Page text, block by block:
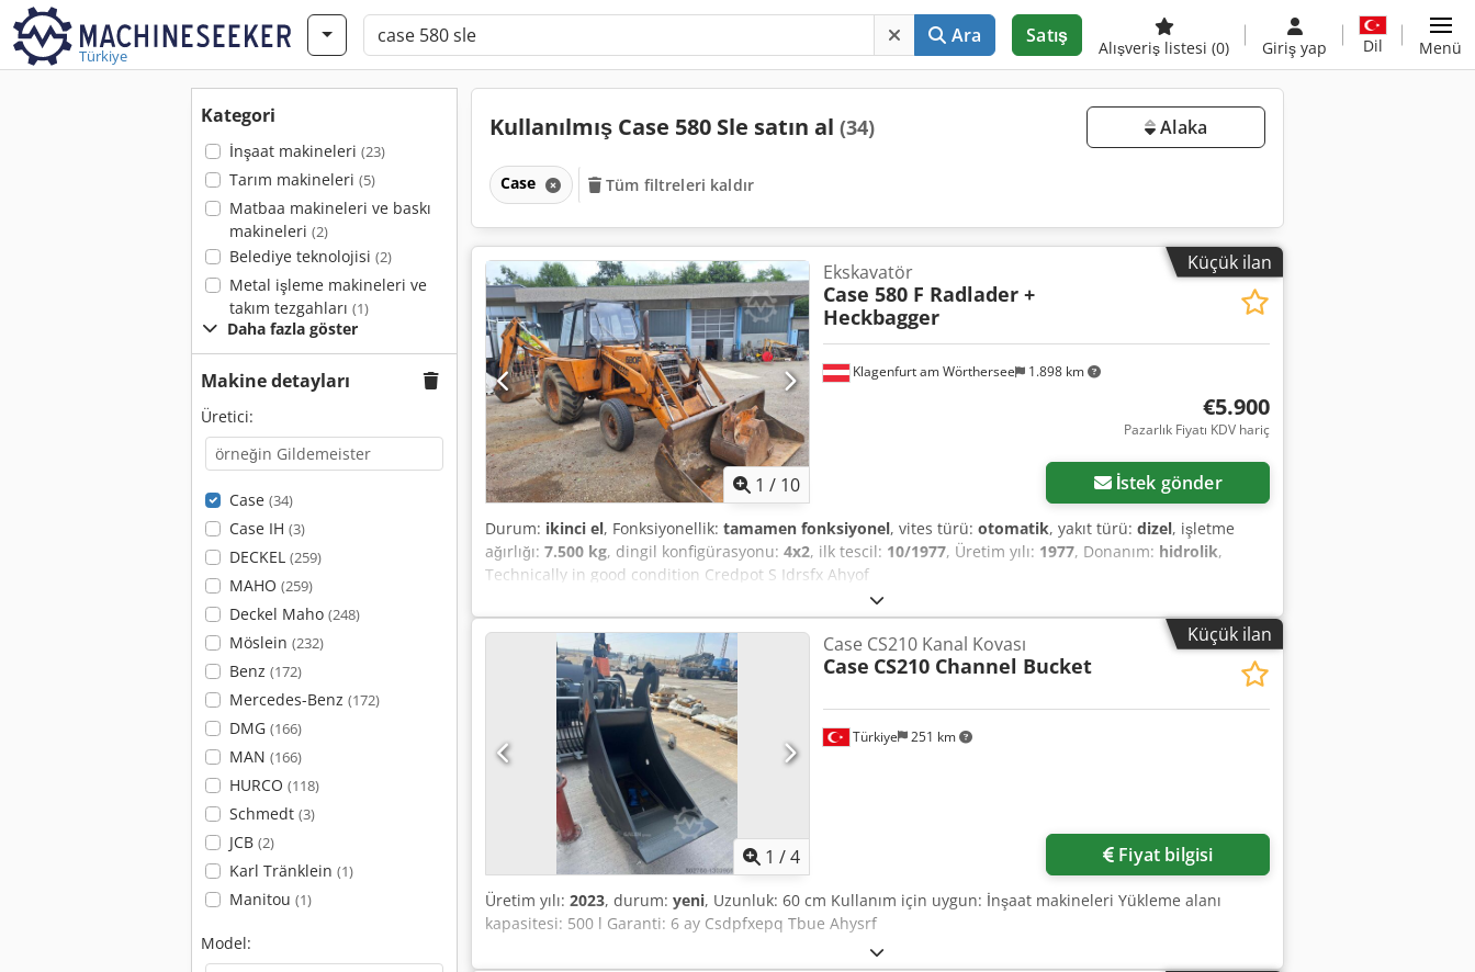
Türkiye
Ara Satış
Alışveriş listesi (0) Giriş yap Dil Menü
Kategori
İnşaat makineleri (23)
Tarım makineleri (5)
Matbaa makineleri ve baskı
makineleri (2)
Belediye teknolojisi (2)
Metal işleme makineleri ve
takım tezgahları (1)
Daha fazla göster
Makine detayları
Üretici:
Case (34)
Case IH (3)
DECKEL (259)
MAHO (259)
Deckel Maho (248)
Möslein (232)
Benz (172)
Mercedes-Benz (172)
DMG (166)
MAN (166)
HURCO (118)
Schmedt (3)
JCB (2)
Karl Tränklein (1)
Manitou (1)
Model:
Kullanılmış Case 580 Sle satın al (34) Alaka
Case Tüm filtreleri kaldır
Küçük ilan
1 / 10
Klagenfurt am Wörthersee 1.898 km
Ekskavatör
Case 580 F Radlader +
Heckbagger
€5.900
Pazarlık Fiyatı KDV hariç
İstek gönder
Durum: ikinci el, Fonksiyonellik: tamamen fonksiyonel, vites türü: otomatik, yakıt türü: dizel, işletme
ağırlığı: 7.500 kg, dingil konfigürasyonu: 4x2, ilk tescil: 10/1977, Üretim yılı: 1977, Donanım: hidrolik,
Technically in good condition Credpot S Idrsfx Ahyof
Küçük ilan
1 /4
Türkiye 251 km
Case CS210 Kanal Kovası
Case CS210 Channel Bucket
Fiyat bilgisi
Üretim yılı: 2023, durum: yeni, Uzunluk: 60 cm Kullanım için uygun: İnşaat makineleri Yükleme alanı
kapasitesi: 500 l Garanti: 6 ay Csdpfxepq Tbue Ahysrf